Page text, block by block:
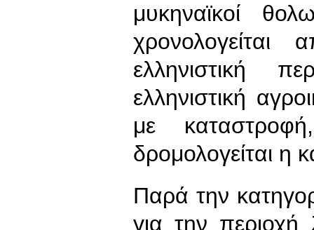
μυκηναϊκοί
ελληνιστική
ελληνιστική
με
δρομολογείται η
Παρά την
για την περιοχή